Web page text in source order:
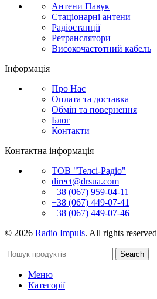
Антени Павук
Стаціонарні антени
Радіостанції
Ретранслятори
Високочастотний кабель
Інформація
Про Нас
Оплата та доставка
Обмін та повернення
Блог
Контакти
Контактна інформація
ТОВ "Телсі-Радіо"
direct@drsua.com
+38 (067) 959-04-11
+38 (067) 449-07-41
+38 (067) 449-07-46
© 2026 Radio Impuls. All rights reserved
Search
Меню
Категорії